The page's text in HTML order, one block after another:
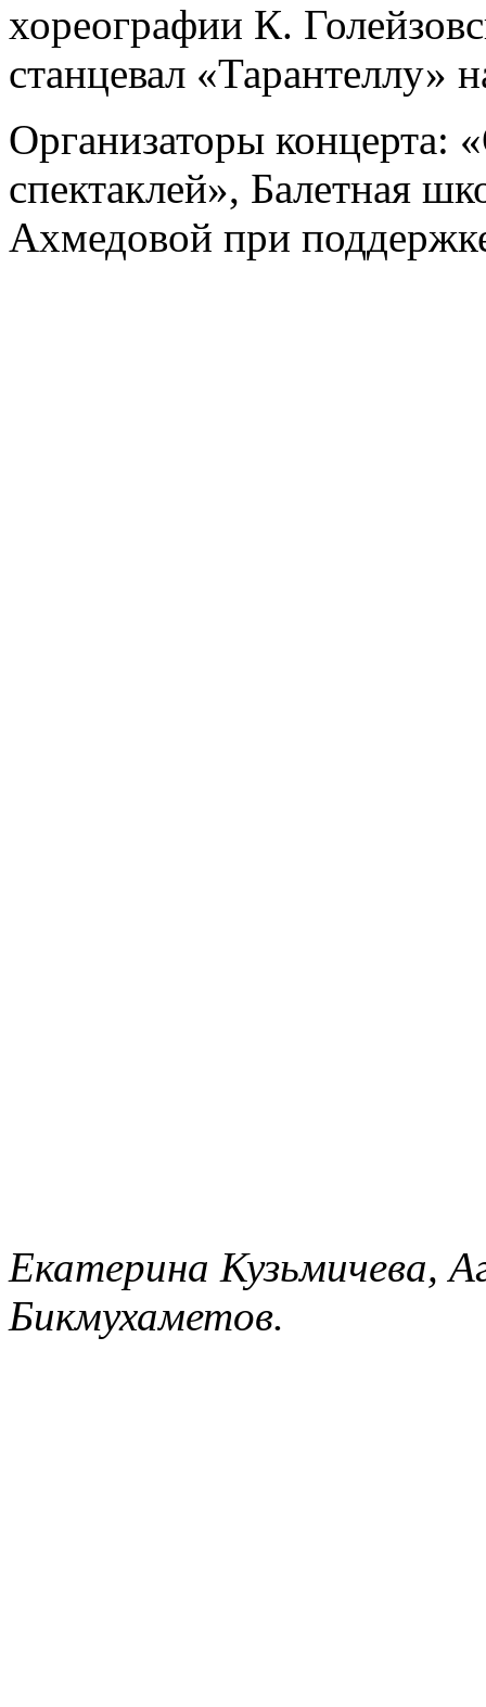
хореографии К.
станцевал «Тарантеллу»
Организаторы концерта:
спектаклей», Балетная
Ахмедовой при
Екатерина Кузьмичева,
Бикмухаметов.